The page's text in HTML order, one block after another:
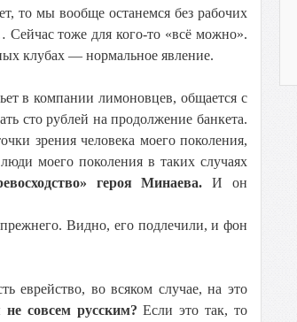
то мы вообще останемся без рабочих
тоже для кого-то «всё можно».
клубах — нормальное явление.
в компании лимоновцев, общается с
сто рублей на продолжение банкета.
зрения человека моего поколения,
моего поколения в таких случаях
героя Минаева. И он
Видно, его подлечили, и фон
еврейство, во всяком случае, на это
не совсем русским? Если это так, то